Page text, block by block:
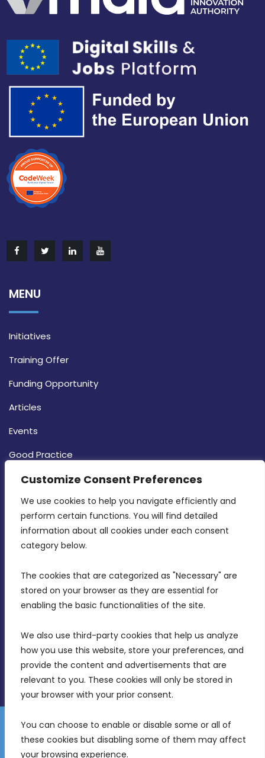
Customize Consent Preferences
We use cookies to help you navigate efficiently and
perform certain functions. You will find detailed
information about all cookies under each consent
category below.
The cookies that are categorized as "Necessary" are
stored on your browser as they are essential for
enabling the basic functionalities of the site.
We also use third-party cookies that help us analyze
how you use this website, store your preferences, and
provide the content and advertisements that are
relevant to you. These cookies will only be stored in
your browser with your prior consent.
You can choose to enable or disable some or all of
these cookies but disabling some of them may affect
your browsing experience.
MENU
Initiatives
Training Offer
Funding Opportunity
Articles
Events
Good Practice
Strategy
CONTACT INFO
MDIA, Twenty20 Business Centre, Triq l-
Birkirkara, CBD 3050
(356) 21 828 800
Office Hours: 7AM - 4PM
Gender Equality Plan
Data Protection Policy
© 2026 Malta Digital Innovation. All Rights Reserved.